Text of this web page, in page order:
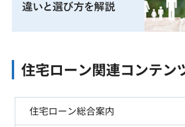
住宅ローン関連コンテン
住宅ローン総合案内